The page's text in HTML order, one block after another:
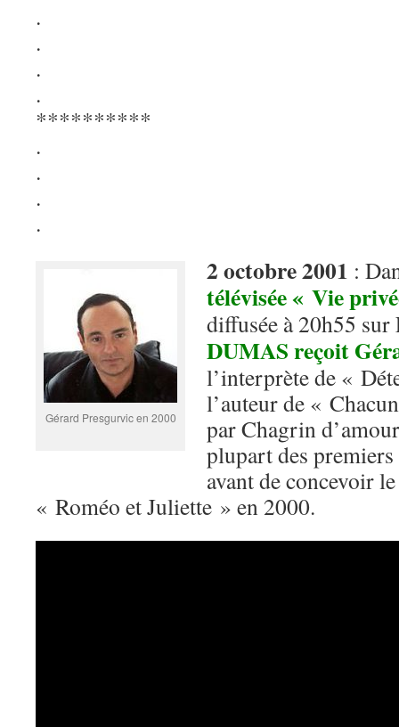
.
.
.
.
**********
.
.
.
.
Gérard Presgurvic en 2000
2 octobre 2001 :
télévisée « Vie
diffusée à 20h55
DUMAS reçoit
l’interprète de «
l’auteur de «
par Chagrin
plupart des
avant de concevoir
« Roméo et Juliette » en 2000.